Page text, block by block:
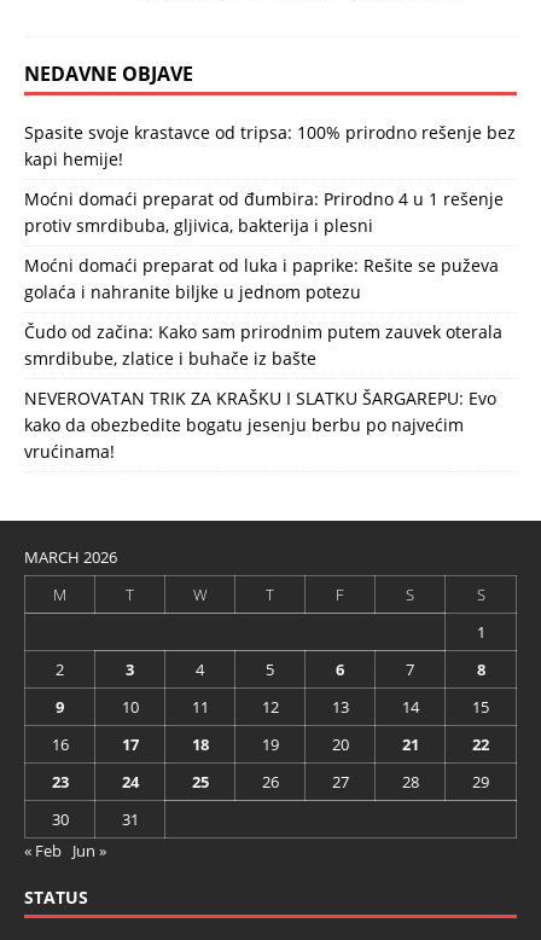
NEDAVNE OBJAVE
Spasite svoje krastavce od tripsa: 100% prirodno rešenje bez
kapi hemije!
Moćni domaći preparat od đumbira: Prirodno 4 u 1 rešenje
protiv smrdibuba, gljivica, bakterija i plesni
Moćni domaći preparat od luka i paprike: Rešite se puževa
golaća i nahranite biljke u jednom potezu
Čudo od začina: Kako sam prirodnim putem zauvek oterala
smrdibube, zlatice i buhače iz bašte
NEVEROVATAN TRIK ZA KRAŠKU I SLATKU ŠARGAREPU: Evo
kako da obezbedite bogatu jesenju berbu po najvećim
vrućinama!
MARCH 2026
M
T W T F S
S
1
2
3 4 5 6 7
8
9
10 11 12 13 14
15
16
17 18 19 20 21
22
23
24 25 26 27 28
29
30
31
« Feb Jun »
STATUS